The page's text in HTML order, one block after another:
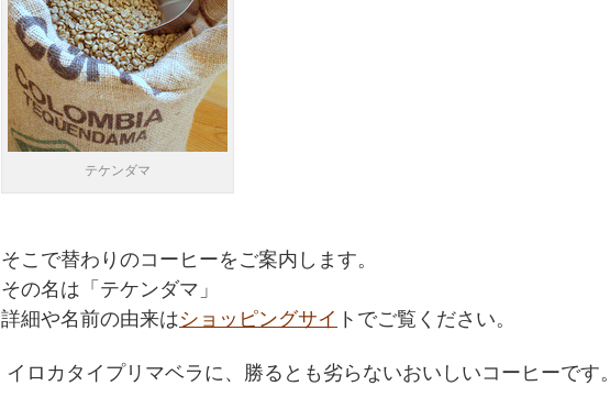
テケンダマ
そこで替わりのコーヒーをご案内します。
その名は「テケンダマ」
詳細や名前の由来はショッピングサイ トでご覧ください。
イロカタイプリマベラに、勝るとも劣らないおいしいコーヒーです。